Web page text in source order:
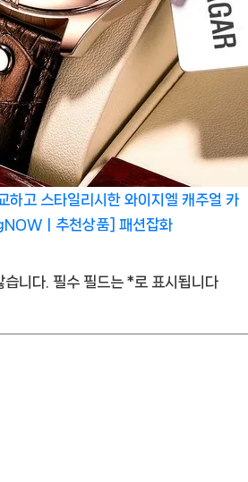
하고 스타일리시한 와이지엘 캐주얼 카
ㅣ추천상품] 패션잡화
니다. 필수 필드는 *로 표시됩니다